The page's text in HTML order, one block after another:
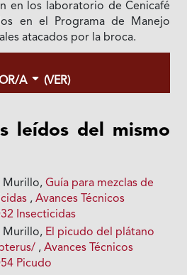
en los laboratorio de Cenicafé
en el Programa de Manejo
atacados por la broca.
A (VER)
leídos del mismo
Murillo,Guía para mezclas de
,Avances Técnicos
Insecticidas
Murillo, El picudo del plátano
,Avances Técnicos
Picudo